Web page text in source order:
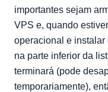
importantes sejam
VPS e, quando
operacional e instalar
na parte inferior da
terminará (pode
temporariamente),